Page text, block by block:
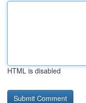
HTML is disabled